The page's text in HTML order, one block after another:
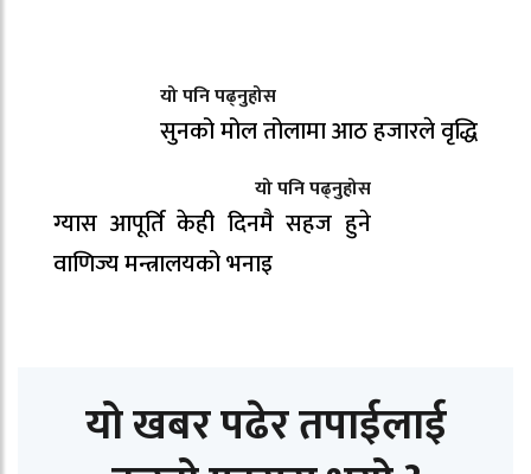
यो पनि पढ्नुहोस
सुनको मोल तोलामा आठ हजारले वृद्धि
यो पनि पढ्नुहोस
ग्यास आपूर्ति केही दिनमै सहज हुने
वाणिज्य मन्त्रालयको भनाइ
यो खबर पढेर तपाईलाई